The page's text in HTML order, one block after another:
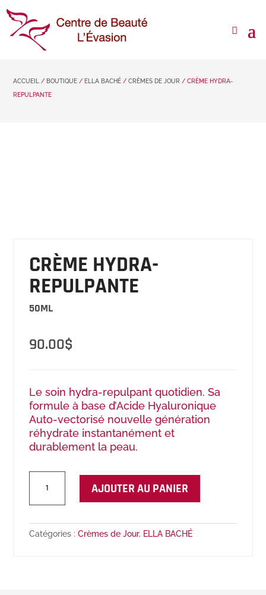
ACCUEIL / BOUTIQUE / ELLA BACHÉ /CRÈMES DE JOUR / CRÈME HYDRA-
REPULPANTE
CRÈME HYDRA-
REPULPANTE
50ML
90.00$
Le soin hydra-repulpant quotidien. Sa
formule à base d’Acide Hyaluronique
Auto-vectorisé nouvelle génération
réhydrate instantanément et
durablement la peau.
Crème
Repulpante
AJOUTER AU PANIER
Catégories :Crèmes de Jour, ELLA BACHÉ